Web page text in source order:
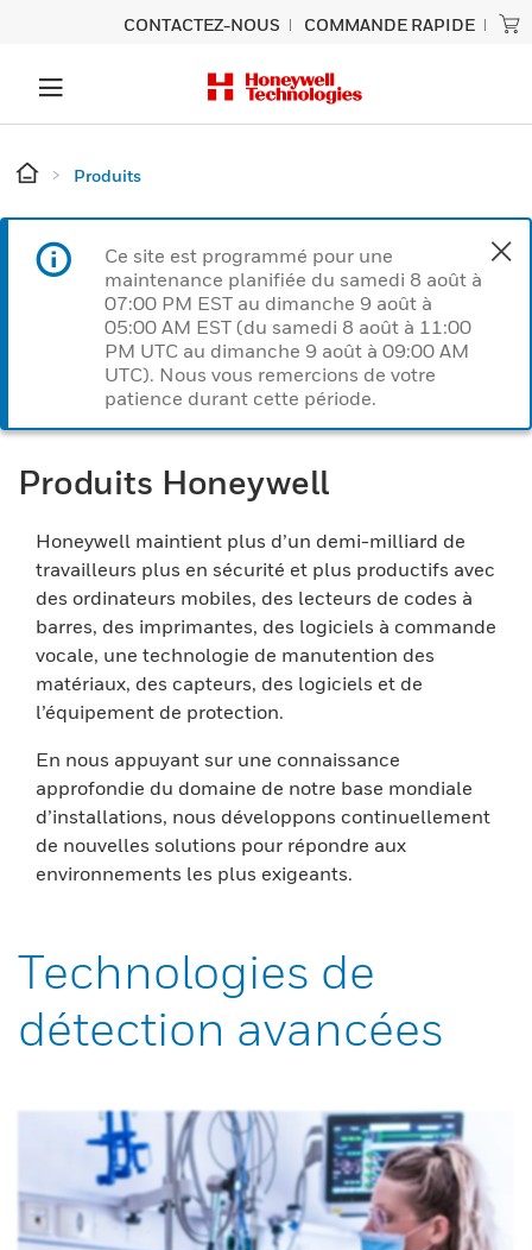
CONTACTEZ-NOUS COMMANDE RAPIDE
Produits
Ce site est programmé pour une
maintenance planifiée du samedi 8 août à
07:00 PM EST au dimanche 9 août à
05:00 AM EST (du samedi 8 août à 11:00
PM UTC au dimanche 9 août à 09:00 AM
UTC). Nous vous remercions de votre
patience durant cette période.
Produits Honeywell
Honeywell maintient plus d’un demi-milliard de
travailleurs plus en sécurité et plus productifs avec
des ordinateurs mobiles, des lecteurs de codes à
barres, des imprimantes, des logiciels à commande
vocale, une technologie de manutention des
matériaux, des capteurs, des logiciels et de
l’équipement de protection.
En nous appuyant sur une connaissance
approfondie du domaine de notre base mondiale
d’installations, nous développons continuellement
de nouvelles solutions pour répondre aux
environnements les plus exigeants.
Technologies de
détection avancées